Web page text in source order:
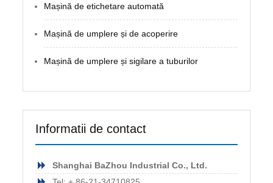
Mașină de etichetare automată
Mașină de umplere și de acoperire
Mașină de umplere și sigilare a tuburilor
Informatii de contact
Shanghai BaZhou Industrial Co., Ltd.